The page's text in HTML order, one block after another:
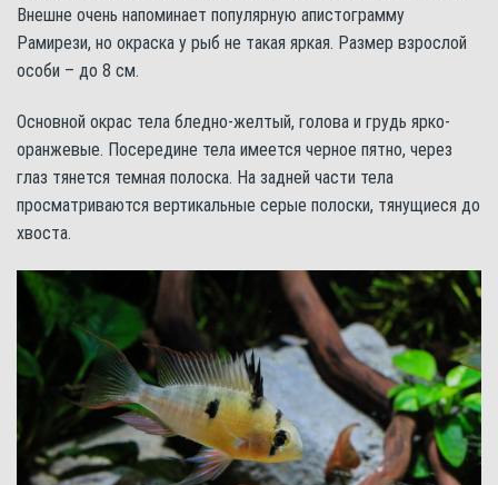
Внешне очень напоминает популярную апистограмму
Рамирези, но окраска у рыб не такая яркая. Размер взрослой
особи – до 8 см.
Основной окрас тела бледно-желтый, голова и грудь ярко-
оранжевые. Посередине тела имеется черное пятно, через
глаз тянется темная полоска. На задней части тела
просматриваются вертикальные серые полоски, тянущиеся до
хвоста.